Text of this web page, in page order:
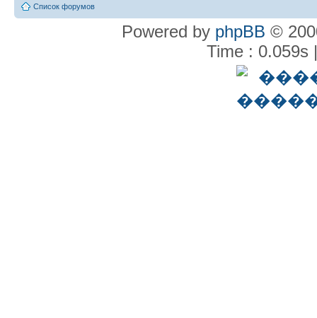
Список форумов
Powered by phpBB ©
Time : 0.059s